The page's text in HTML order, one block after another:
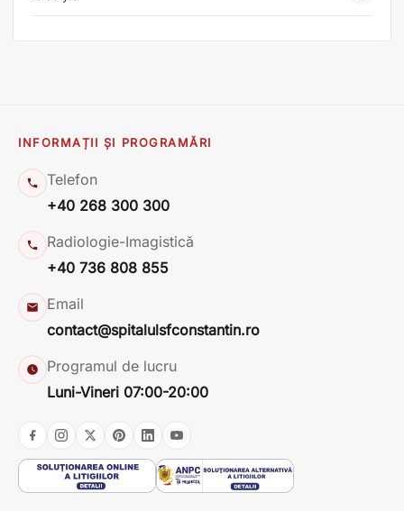
INFORMAȚII ȘI PROGRAMĂRI
Telefon
+40 268 300 300
Radiologie-Imagistică
+40 736 808 855
Email
contact@spitalulsfconstantin.ro
Programul de lucru
Luni-Vineri 07:00-20:00